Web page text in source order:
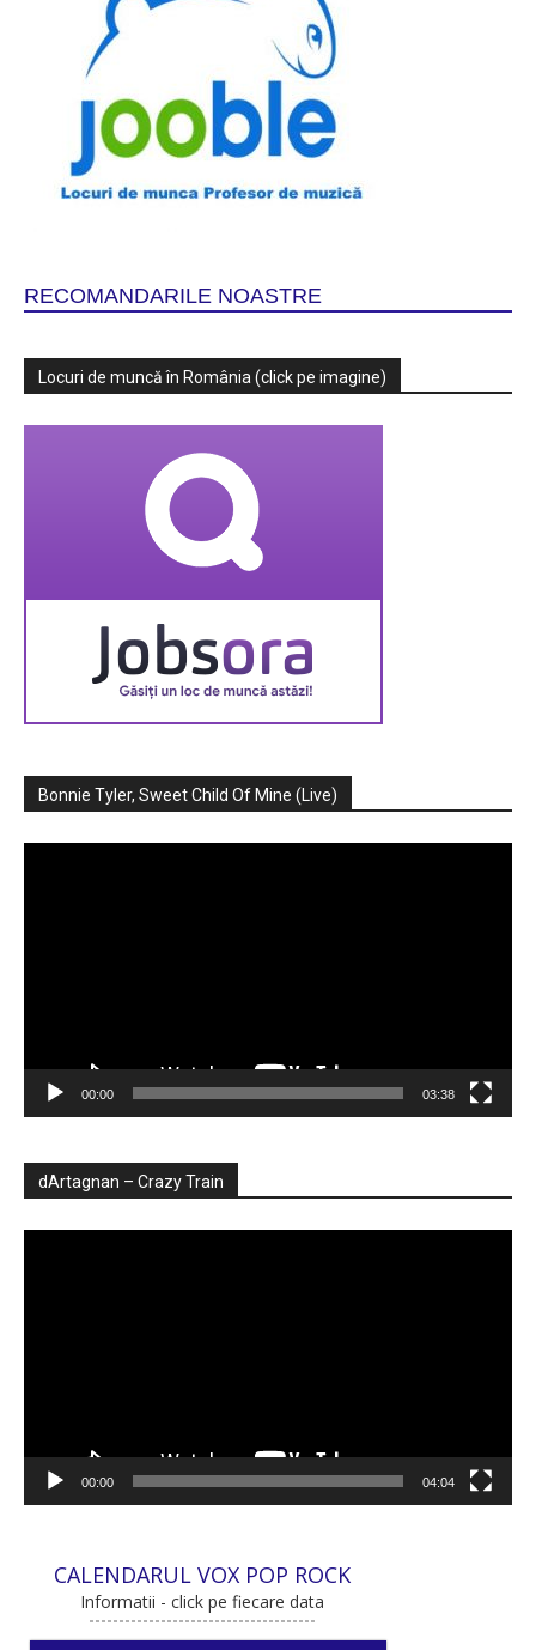
RECOMANDARILE NOASTRE
Locuri de muncă în România (click pe imagine)
Bonnie Tyler, Sweet Child Of Mine (Live)
00:00 03:38
dArtagnan – Crazy Train
00:00 04:04
CALENDARUL VOX POP ROCK
Informatii - click pe fiecare data